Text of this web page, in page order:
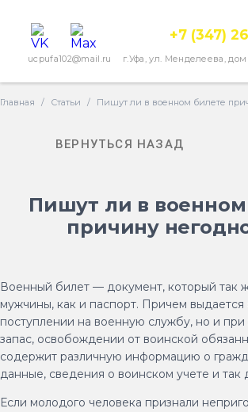
ucpufa102@mail.ru г.Уфа, ул. Менделеева,
+7 (347)
Главная / Статьи / Пишут ли в военном билете
ВЕРНУТЬСЯ НАЗАД
Пишут ли в
причину
Военный билет — документ, который так
мужчины, как и паспорт. Причем выдается
поступлении на военную службу, но и при
запас, освобождении от воинской
содержит различную информацию о
данные, сведения о воинском учете и так
Если молодого человека признали